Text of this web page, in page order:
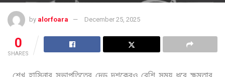
by alorfoara December 25, 2025
0
SHARES